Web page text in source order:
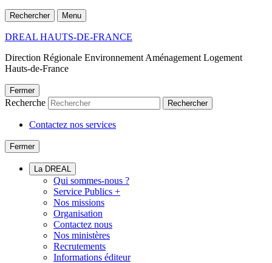
Rechercher Menu
DREAL HAUTS-DE-FRANCE
Direction Régionale Environnement Aménagement Logement
Hauts-de-France
Fermer
Recherche Rechercher
Contactez nos services
Fermer
La DREAL
Qui sommes-nous ?
Service Publics +
Nos missions
Organisation
Contactez nous
Nos ministères
Recrutements
Informations éditeur